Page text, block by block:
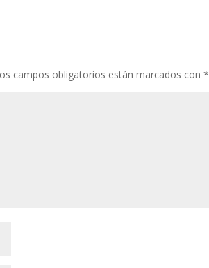
campos obligatorios están marcados con*